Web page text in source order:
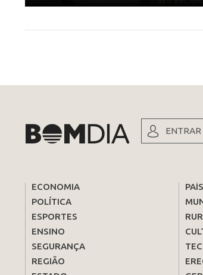
ENTRAR
ECONOMIA
POLÍTICA
ESPORTES
ENSINO
SEGURANÇA
REGIÃO
PAÍS